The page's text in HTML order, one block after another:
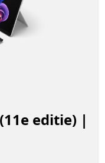
editie) |